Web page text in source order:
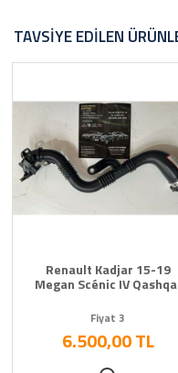
TAVSIYE EDILEN
Renault Kadjar 15-19
Megan Scénic IV
Fiyat 3
6.500,00 TL